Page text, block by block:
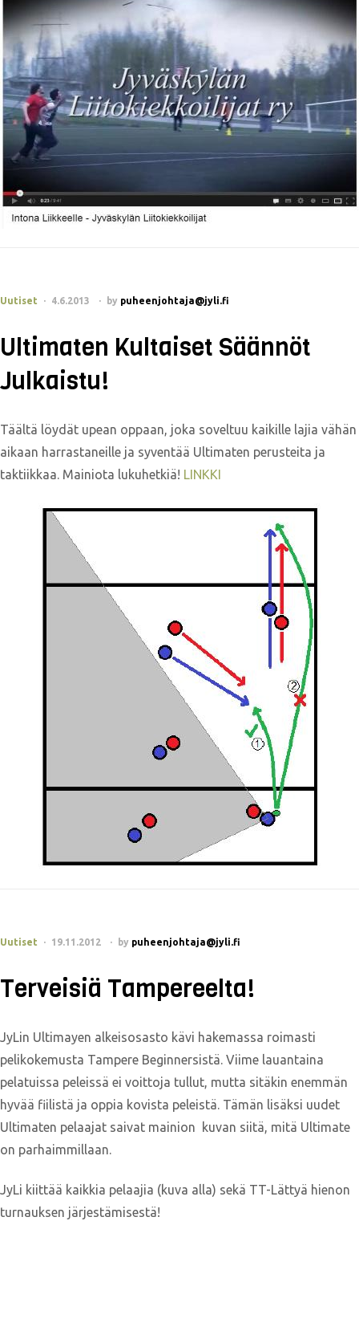
Uutiset 4.6.2013 by puheenjohtaja@jyli.fi
Ultimaten Kultaiset Säännöt
Julkaistu!
Täältä löydät upean oppaan, joka soveltuu kaikille lajia vähän
aikaan harrastaneille ja syventää Ultimaten perusteita ja
taktiikkaa. Mainiota lukuhetkiä! LINKKI
Uutiset 19.11.2012 by puheenjohtaja@jyli.fi
Terveisiä Tampereelta!
JyLin Ultimayen alkeisosasto kävi hakemassa roimasti
pelikokemusta Tampere Beginnersistä. Viime lauantaina
pelatuissa peleissä ei voittoja tullut, mutta sitäkin enemmän
hyvää fiilistä ja oppia kovista peleistä. Tämän lisäksi uudet
Ultimaten pelaajat saivat mainion kuvan siitä, mitä Ultimate
on parhaimmillaan.
JyLi kiittää kaikkia pelaajia (kuva alla) sekä TT-Lättyä hienon
turnauksen järjestämisestä!